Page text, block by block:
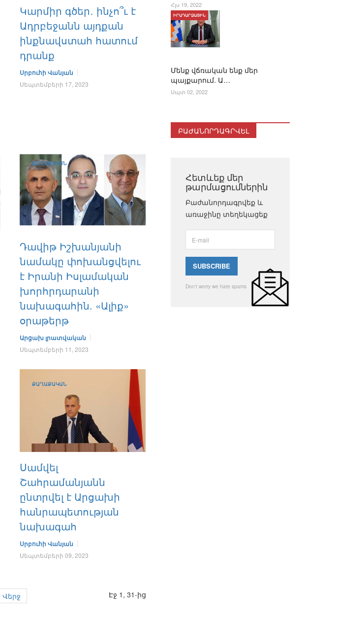
Կարմիր գծեր․ ինչո՞ւ է
Ադրբեջանն այդքան
ինքնավստահ հատում
դրանք
Սրբուհի Վանյան
Սեպտեմբերի 17, 2023
ՔԱՂԱՔԱԿԱՆ
Դավիթ Իշխանյանի
նամակը փոխանցվելու
է Իրանի Իսլամական
խորհրդարանի
նախագահին. «Ալիք»
օրաթերթ
Արցախ լրատվական
Սեպտեմբերի 11, 2023
ՔԱՂԱՔԱԿԱՆ
Սամվել
Շահրամանյանն
ընտրվել է Արցախի
հանրապետության
նախագահ
Սրբուհի Վանյան
Սեպտեմբերի 09, 2023
Վերջ Էջ 1, 31-ից
Հլս 19, 2022
Մենք վճռական ենք մեր
պայքարում. Ա…
ԻՐԱԴԱՐՁԱՅԻՆ
Սպտ 02, 2022
ԲԱԺԱՆՈՐԴԱԳՐՎԵԼ
Հետևեք մեր
թարմացումներին
Բաժանորդագրվեք և
առաջինը տեղեկացեք
Don't worry we hate spams